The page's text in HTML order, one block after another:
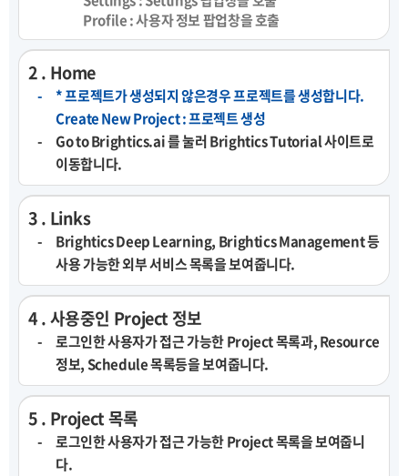
Profile : 사용자 정보 팝업창을 호출
2 . Home
* 프로젝트가 생성되지 않은경우 프로젝트를 생성합니다.
Create New Project : 프로젝트 생성
Go to Brightics.ai 를 눌러 Brightics Tutorial 사이트로
이동합니다.
3 . Links
Brightics Deep Learning, Brightics Management 등
사용 가능한 외부 서비스 목록을 보여줍니다.
4 . 사용중인 Project 정보
로그인한 사용자가 접근 가능한 Project 목록과, Resource
정보, Schedule 목록등을 보여줍니다.
5 . Project 목록
로그인한 사용자가 접근 가능한 Project 목록을 보여줍니
다.